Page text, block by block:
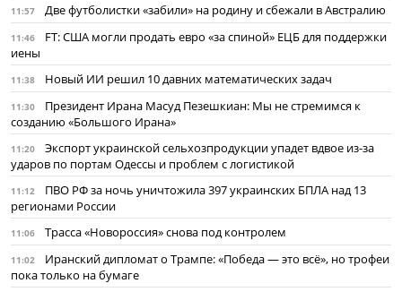
11:57 Две футболистки «забили» на родину и сбежали в Австралию
11:46
FT: США могли продать евро «за спиной» ЕЦБ для поддержки
иены
11:38 Новый ИИ решил 10 давних математических задач
11:30
Президент Ирана Масуд Пезешкиан: Мы не стремимся к
созданию «Большого Ирана»
11:20
Экспорт украинской сельхозпродукции упадет вдвое из-за
ударов по портам Одессы и проблем с логистикой
11:12
ПВО РФ за ночь уничтожила 397 украинских БПЛА над 13
регионами России
11:06 Трасса «Новороссия» снова под контролем
11:02
Иранский дипломат о Трампе: «Победа — это всё», но трофеи
пока только на бумаге